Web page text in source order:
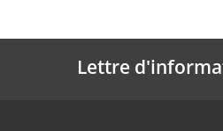
Lettre